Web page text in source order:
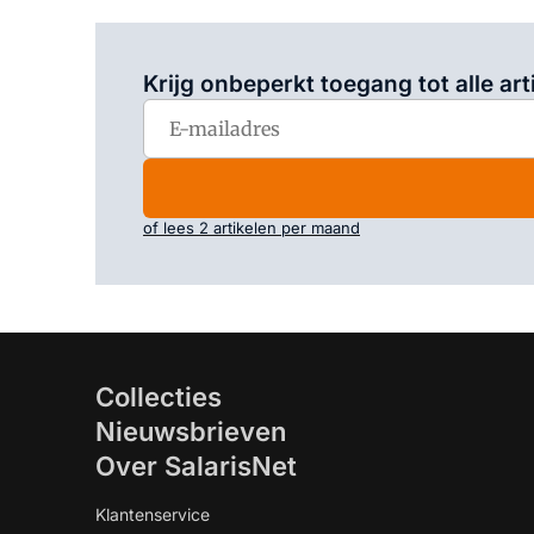
Krijg onbeperkt toegang tot alle
of lees 2 artikelen per maand
Collecties
Nieuwsbrieven
Over SalarisNet
Klantenservice